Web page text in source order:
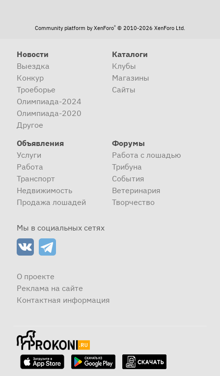
Community platform by XenForo® © 2010-2026 XenForo Ltd.
Новости
Выездка
Конкур
Троеборье
Олимпиада-2024
Олимпиада-2020
Другое
Каталоги
Клубы
Магазины
Сайты
Объявления
Услуги
Работа
Транспорт
Недвижимость
Продажа лошадей
Форумы
Работа с лошадью
Трибуна
События
Ветеринария
Творчество
Мы в социальных сетях
О проекте
Реклама на сайте
Контактная информация